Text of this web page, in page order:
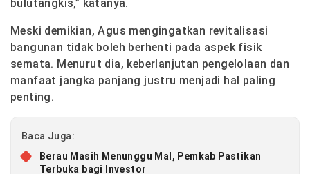
bulutangkis,” katanya.
Meski demikian, Agus mengingatkan revitalisasi
bangunan tidak boleh berhenti pada aspek fisik
semata. Menurut dia, keberlanjutan pengelolaan dan
manfaat jangka panjang justru menjadi hal paling
penting.
Baca Juga:
Berau Masih Menunggu Mal, Pemkab Pastikan
Terbuka bagi Investor